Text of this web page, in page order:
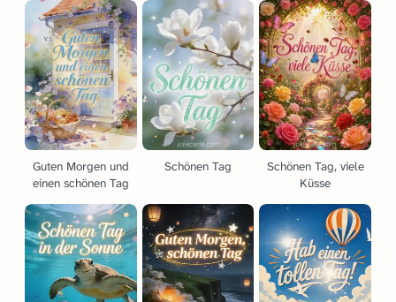
Guten Morgen und
einen schönen Tag
Schönen Tag
Schönen Tag, viele
Küsse